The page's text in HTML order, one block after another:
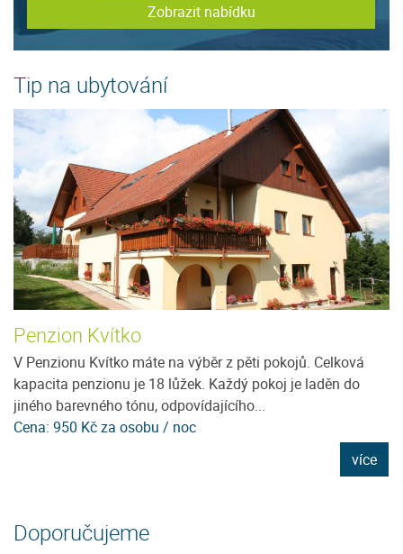
Zobrazit nabídku
Tip na ubytování
Penzion Kvítko
V Penzionu Kvítko máte na výběr z pěti pokojů. Celková
kapacita penzionu je 18 lůžek. Každý pokoj je laděn do
jiného barevného tónu, odpovídajícího...
Cena: 950 Kč za osobu / noc
více
Doporučujeme